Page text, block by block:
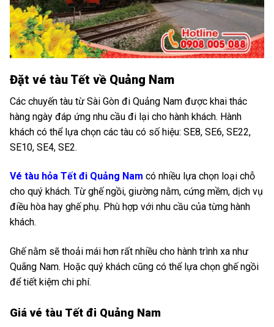
Đặt vé tàu Tết về Quảng Nam
Các chuyến tàu từ Sài Gòn đi Quảng Nam được khai thác
hàng ngày đáp ứng nhu cầu đi lại cho hành khách. Hành
khách có thể lựa chọn các tàu có số hiệu: SE8, SE6, SE22,
SE10, SE4, SE2.
Vé tàu hỏa Tết đi Quảng Nam có nhiều lựa chọn loại chỗ
cho quý khách. Từ ghế ngồi, giường nằm, cứng mềm, dịch vụ
điều hòa hay ghế phụ. Phù hợp với nhu cầu của từng hành
khách.
Ghế nằm sẽ thoải mái hơn rất nhiều cho hành trình xa như
Quãng Nam. Hoặc quý khách cũng có thể lựa chọn ghế ngồi
để tiết kiệm chi phí.
Giá vé tàu Tết đi Quảng Nam